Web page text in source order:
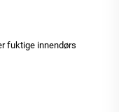
fuktige innendørs